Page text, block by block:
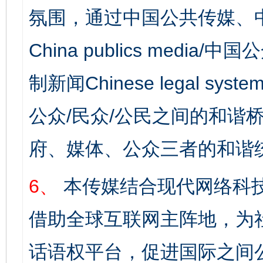
氛围，通过中国公共传媒
China publics media/中国
制新闻Chinese legal
公众/民众/公民之间的和谐
府、媒体、公众三者的和谐
6、
本传媒结合现代网络科
借助全球互联网主阵地，
话语权平台，促进国际之